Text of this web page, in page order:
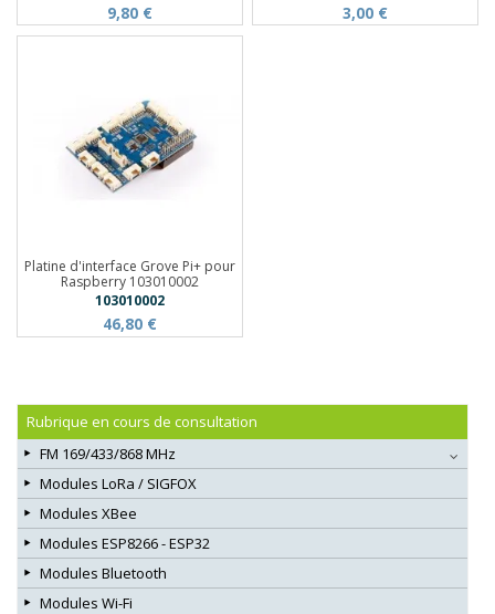
9,80 € 3,00 €
Platine d'interface Grove Pi+ pour
Raspberry 103010002
103010002
46,80 €
Rubrique en cours de consultation
FM 169/433/868 MHz
Modules LoRa / SIGFOX
Modules XBee
Modules ESP8266 - ESP32
Modules Bluetooth
Modules Wi-Fi